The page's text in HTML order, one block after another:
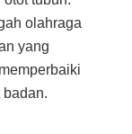
olahraga
yang
badan.